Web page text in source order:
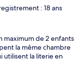
: 18 ans
maximum de 2 enfants
la même chambre
utilisent la literie en